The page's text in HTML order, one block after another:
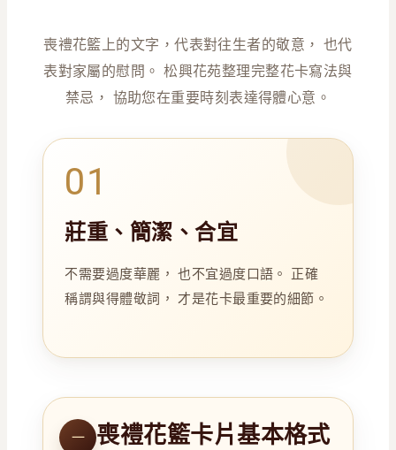
喪禮花籃上的文字，代表對往生者的敬意， 也代
表對家屬的慰問。 松興花苑整理完整花卡寫法與
禁忌， 協助您在重要時刻表達得體心意。
01
莊重、簡潔、合宜
不需要過度華麗， 也不宜過度口語。 正確
稱謂與得體敬詞， 才是花卡最重要的細節。
一 喪禮花籃卡片基本格式